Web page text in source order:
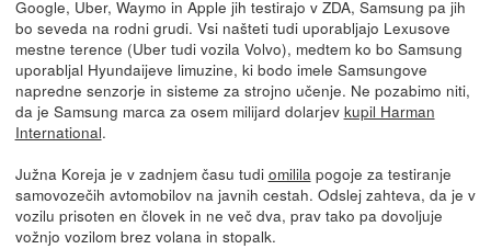
Google, Uber, Waymo in Apple jih testirajo v ZDA, Samsung pa jih
bo seveda na rodni grudi. Vsi našteti tudi uporabljajo Lexusove
mestne terence (Uber tudi vozila Volvo), medtem ko bo Samsung
uporabljal Hyundaijeve limuzine, ki bodo imele Samsungove
napredne senzorje in sisteme za strojno učenje. Ne pozabimo niti,
da je Samsung marca za osem milijard dolarjev kupil Harman
International.
Južna Koreja je v zadnjem času tudi omililapogoje za testiranje
samovozečih avtomobilov na javnih cestah. Odslej zahteva, da je v
vozilu prisoten en človek in ne več dva, prav tako pa dovoljuje
vožnjo vozilom brez volana in stopalk.